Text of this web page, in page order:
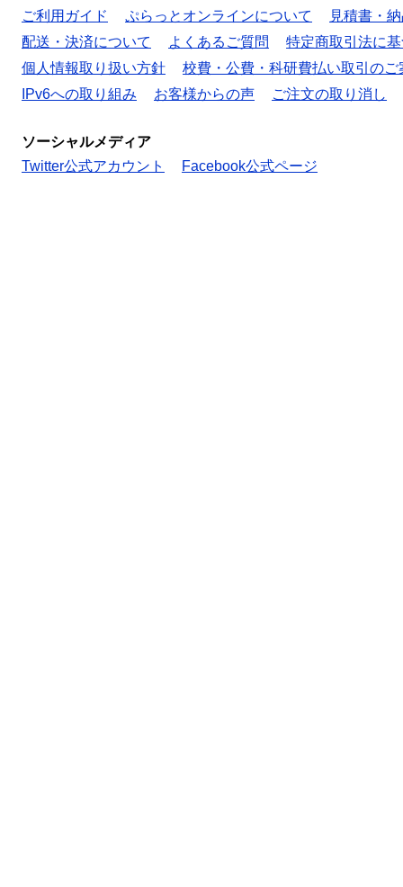
ご利用ガイド
ぷらっとオンラインについて
見積書・
配送・決済について
よくあるご質問
特定商取引法に
個人情報取り扱い方針
校費・公費・科研費払い取引のご
IPv6への取り組み
お客様からの声 ご注文の取り消し
ソーシャルメディア
Twitter公式アカウント
Facebook公式ページ